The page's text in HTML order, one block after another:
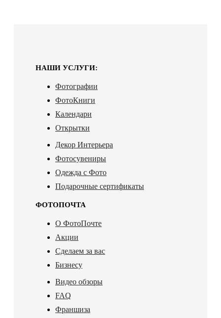
НАШИ УСЛУГИ:
Фотографии
ФотоКниги
Календари
Открытки
Декор Интерьера
Фотосувениры
Одежда с Фото
Подарочные сертификаты
ФОТОПОЧТА
О ФотоПочте
Акции
Сделаем за вас
Бизнесу
Видео обзоры
FAQ
Франшиза